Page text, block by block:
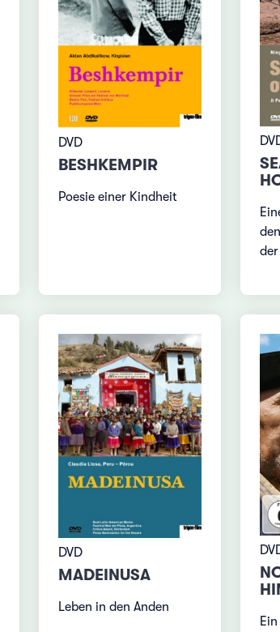
DVD
BESHKEMPIR
Poesie einer Kindheit
DVD
MADEINUSA
Leben in den Anden